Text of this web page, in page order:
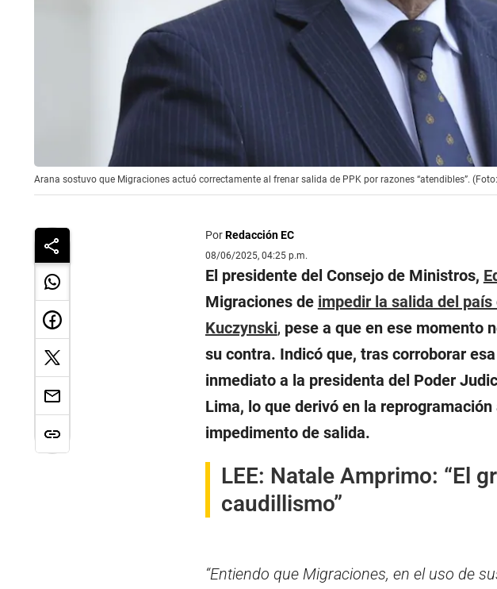
Arana sostuvo que Migraciones actuó correctamente al frenar salida de PPK por razones “atendibles”.
PorRedacción EC
08/06/2025, 04:25 p.m.
El presidente del Consejo de Ministros,
Migraciones de impedir la salida del
Kuczynski, pese a que en ese momento
su contra. Indicó que, tras corroborar
inmediato a la presidenta del Poder
Lima, lo que derivó en la
impedimento de salida.
LEE: Natale Amprimo: “El
caudillismo”
“Entiendo que Migraciones, en el uso de